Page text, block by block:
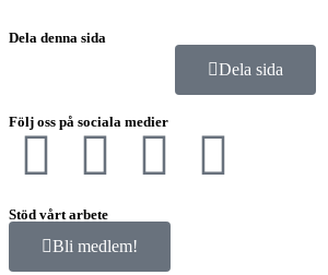
Dela denna sida
Dela sida
Följ oss på sociala medier
Stöd vårt arbete
Bli medlem!